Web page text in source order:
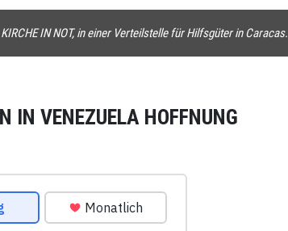
IN NOT, in einer Verteilstelle für Hilfsgüter in Caracas.
IN VENEZUELA HOFFNUNG